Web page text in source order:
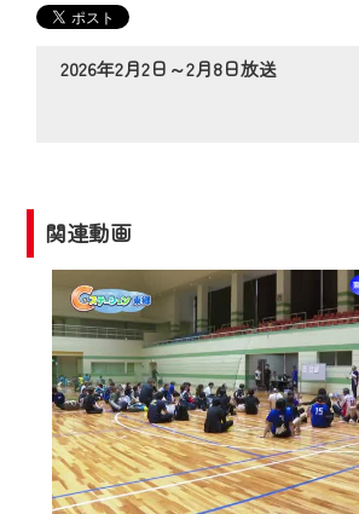
2026年2月2日～2月8日放送
関連動画
の動画コンテンツが一目瞭然。
◆当社アプリやＰＣブラウザ
でも・どこでも・外出先でも！
2024年9月24日からはご加入
ビス向上のため、
『CCNet Web TV』を利用い
一部コンテンツを除き、
CCNetサービスへの加入と『
ページ※』へのログインが必
す。
何卒、ご理解ご了承の程よ
いたします。